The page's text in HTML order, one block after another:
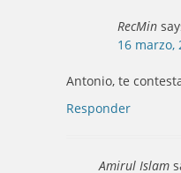
RecMin
16 marzo,
Antonio, te
Responder
Amirul Islam